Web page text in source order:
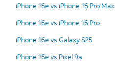
iPhone 16e vs iPhone 16 Pro Max
iPhone 16e vs iPhone 16 Pro
iPhone 16e vs Galaxy S25
iPhone 16e vs Pixel 9a